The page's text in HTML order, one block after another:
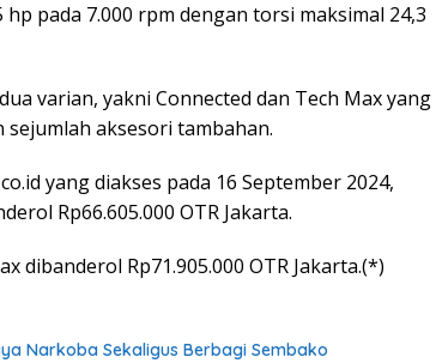
pada 7.000 rpm dengan torsi maksimal 24,3
varian, yakni Connected dan Tech Max yang
aksesori tambahan.
yang diakses pada 16 September 2024,
Rp66.605.000 OTR Jakarta.
dibanderol Rp71.905.000 OTR Jakarta.(*)
Narkoba Sekaligus Berbagi Sembako